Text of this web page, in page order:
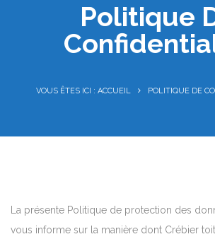
Politique
VOUS ÊTES ICI : ACCUEIL POLITIQUE DE
La présente Politique de protection des
vous informe sur la manière dont Crébier